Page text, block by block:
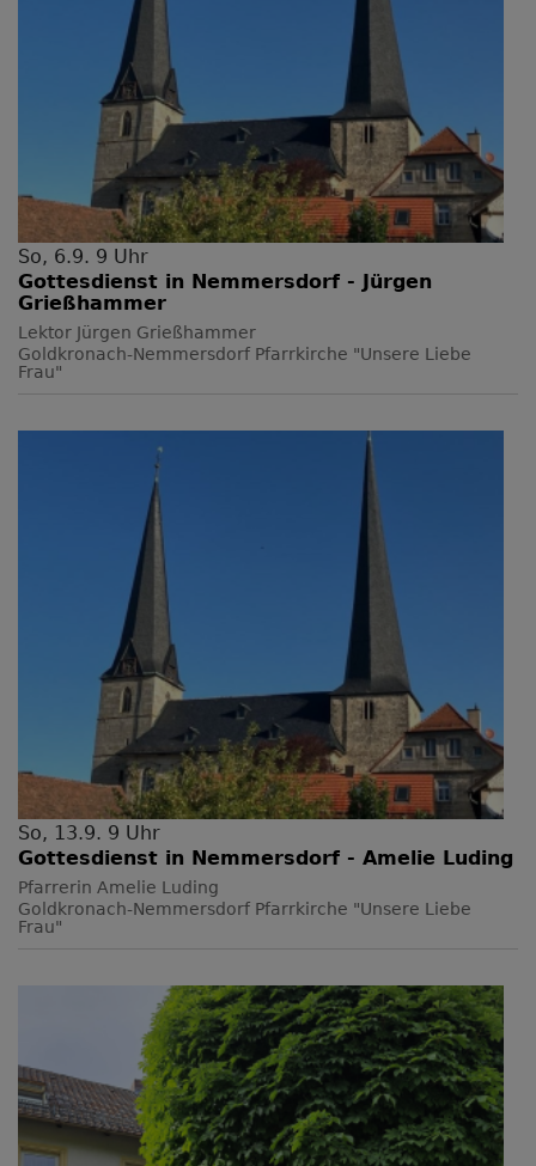
So, 6.9. 9 Uhr
Gottesdienst in Nemmersdorf - Jürgen
Grießhammer
Lektor Jürgen Grießhammer
Goldkronach-Nemmersdorf Pfarrkirche "Unsere Liebe
Frau"
So, 13.9. 9 Uhr
Gottesdienst in Nemmersdorf - Amelie Luding
Pfarrerin Amelie Luding
Goldkronach-Nemmersdorf Pfarrkirche "Unsere Liebe
Frau"